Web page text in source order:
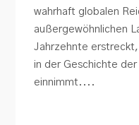
wahrhaft globalen
außergewöhnlichen
Jahrzehnte
in der Geschichte
einnimmt....